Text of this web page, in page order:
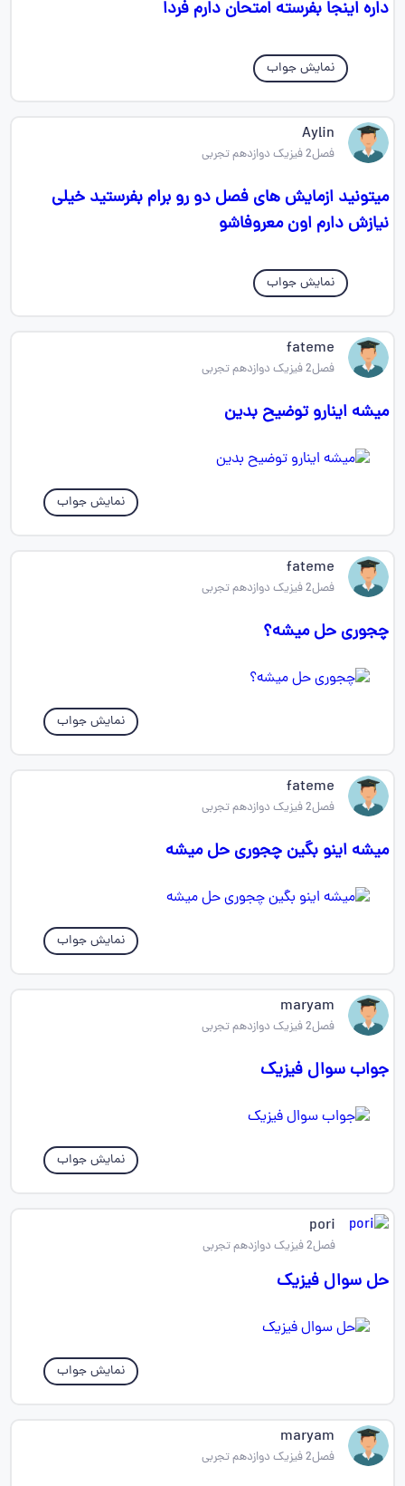
داره اینجا بفرسته امتحان دارم فردا
نمایش جواب
Aylin
فصل2 فیزیک دوازدهم تجربی
میتونید ازمایش های فصل دو رو برام بفرستید خیلی
نیازش دارم اون معروفاشو
نمایش جواب
fateme
فصل2 فیزیک دوازدهم تجربی
میشه اینارو توضیح بدین
نمایش جواب
fateme
فصل2 فیزیک دوازدهم تجربی
چجوری حل میشه؟
نمایش جواب
fateme
فصل2 فیزیک دوازدهم تجربی
میشه اینو بگین چجوری حل میشه
نمایش جواب
maryam
فصل2 فیزیک دوازدهم تجربی
جواب سوال فیزیک
نمایش جواب
pori
فصل2 فیزیک دوازدهم تجربی
حل سوال فیزیک
نمایش جواب
maryam
فصل2 فیزیک دوازدهم تجربی